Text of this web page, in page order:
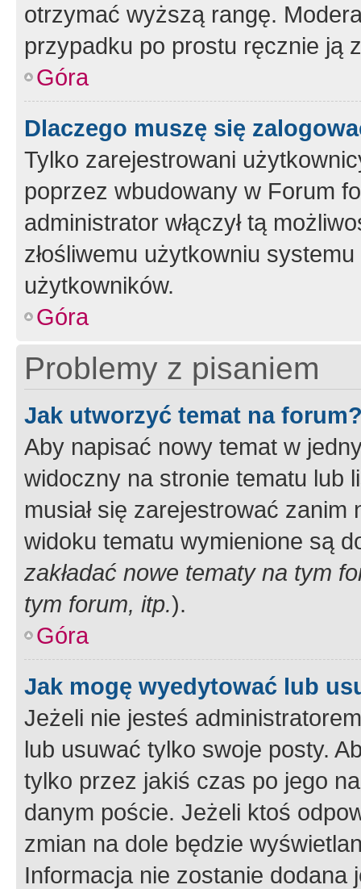
otrzymać wyższą rangę.
przypadku po prostu ręcznie ją
Góra
Dlaczego muszę się
Tylko zarejestrowani
poprzez wbudowany w Forum
administrator włączył tą
złośliwemu użytkowniu
użytkowników.
Góra
Problemy z pisaniem
Jak utworzyć temat na
Aby napisać nowy temat w
widoczny na stronie tematu lub
musiał się zarejestrować
widoku tematu wymienione są
zakładać nowe tematy na tym
tym forum, itp.).
Góra
Jak mogę wyedytować lub
Jeżeli nie jesteś
lub usuwać tylko swoje posty.
tylko przez jakiś czas po jego
danym poście. Jeżeli ktoś
zmian na dole będzie
Informacja nie zostanie dodana